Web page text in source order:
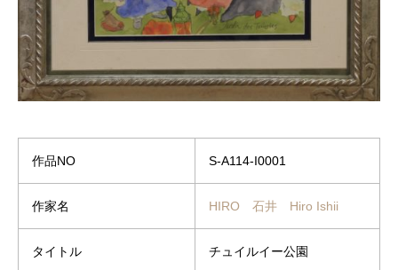
作品NO S-A114-I0001
作家名 HIRO 石井 Hiro Ishii
タイトル チュイルイー公園